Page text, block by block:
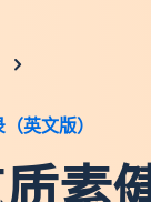
英文版）